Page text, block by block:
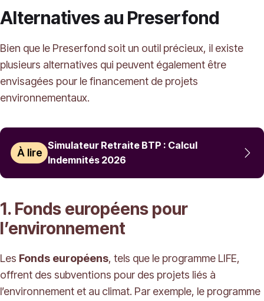
Alternatives au Preserfond
Bien que le Preserfond soit un outil précieux, il existe
plusieurs alternatives qui peuvent également être
envisagées pour le financement de projets
environnementaux.
À lire
Simulateur Retraite BTP : Calcul
Indemnités 2026
1. Fonds européens pour
l’environnement
Les Fonds européens, tels que le programme LIFE,
offrent des subventions pour des projets liés à
l’environnement et au climat. Par exemple, le programme